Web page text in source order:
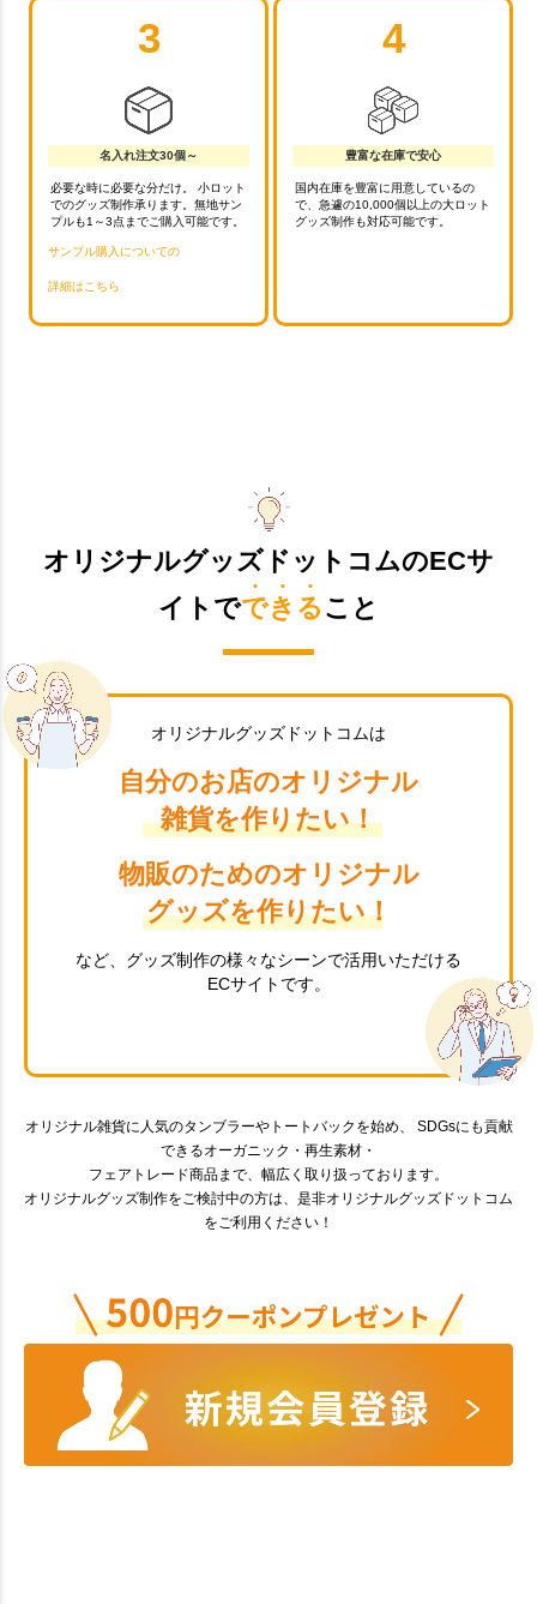
3
名入れ注文30個～
必要な時に必要な分だけ。 小ロット
でのグッズ制作承ります。無地サン
プルも1～3点までご購入可能です。
サンプル購入についての
詳細はこちら
4
豊富な在庫で安心
国内在庫を豊富に用意しているの
で、急遽の10,000個以上の大ロット
グッズ制作も対応可能です。
オリジナルグッズドットコムのECサ
イトでできる こと
オリジナルグッズドットコムは
自分のお店のオリジナル
雑貨を作りたい！
物販のためのオリジナル
グッズを作りたい！
など、グッズ制作の様々なシーンで活用いただける
ECサイトです。
オリジナル雑貨に人気のタンブラーやトートバックを始め、 SDGsにも貢献
できるオーガニック・再生素材・
フェアトレード商品まで、幅広く取り扱っております。
オリジナルグッズ制作をご検討中の方は、是非オリジナルグッズドットコム
をご利用ください！